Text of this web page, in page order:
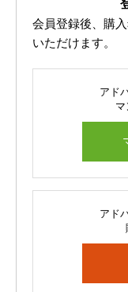
キッチンには食洗
してくれます♪
さらに、浴室暖房
台、温水洗浄便座
水回り設備も充実
会員登録後、購
いただけます。
アド
アド